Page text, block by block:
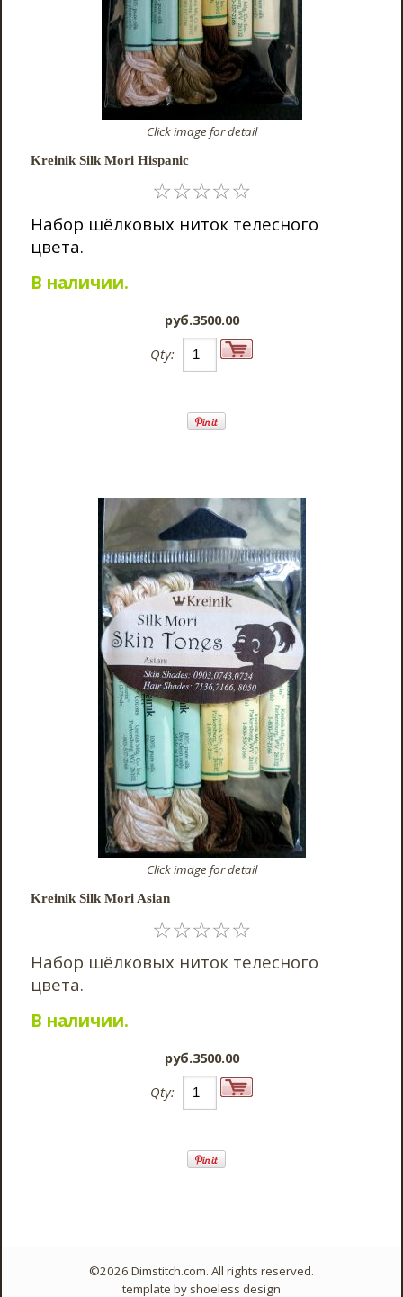
Click image for detail
Kreinik Silk Mori Hispanic
☆☆☆☆☆
Набор шёлковых ниток телесного
цвета.
В наличии.
pyб.3500.00
Qty:
Click image for detail
Kreinik Silk Mori Asian
☆☆☆☆☆
Набор шёлковых ниток телесного
цвета.
В наличии.
pyб.3500.00
Qty:
©2026 Dimstitch.com. All rights reserved.
template by shoeless design